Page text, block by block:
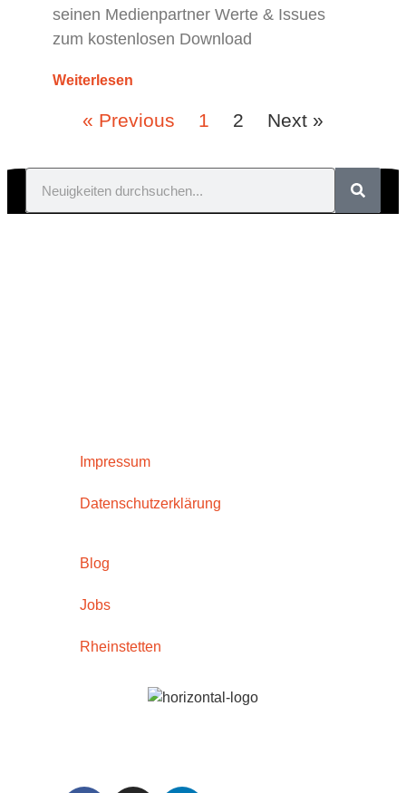
seinen Medienpartner Werte & Issues
zum kostenlosen Download
Weiterlesen
« Previous 1 2 Next »
Impressum
Datenschutzerklärung
Blog
Jobs
Rheinstetten